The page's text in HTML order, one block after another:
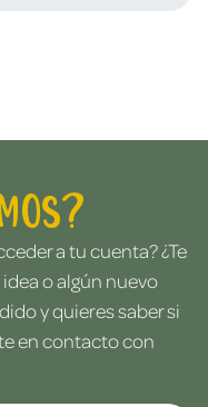
a tu cuenta? ¿Te
o algún nuevo
y quieres saber si
en contacto con